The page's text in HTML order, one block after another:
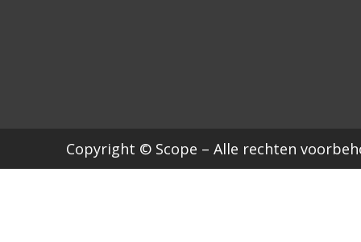
Copyright © Scope – Alle rechten